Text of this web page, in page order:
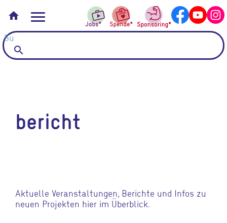
home
search
bericht
Aktuelle Veranstaltungen, Berichte und Infos zu
neuen Projekten hier im Überblick.